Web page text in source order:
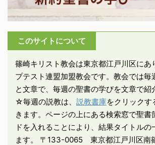
ちは逃走してその場には
いなかったが、婦人たち
（マグダラのマリアとも
う一人のマリア）が、埋
ムでは岩穴が墓となって
いた（今も昔の岩穴の墓
が残っている）。遺体は
棺に納めず布で包み、岩
穴の壇上 ...
このサイトについて
篠崎キリスト教会は東京都江戸川区にあ
プテスト連盟加盟教会です。教会では毎
と文章で、毎週の聖書の学びを文章で紹
☆毎週の説教は、 説教書庫をクリック
きます。ページの上にある検索窓で聖書
ドを入れることにより、結果タイトルの
ます。 〒133-0065 東京都江戸川区南